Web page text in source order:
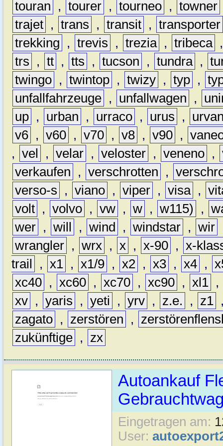
touran , tourer , tourneo , towner
trajet , trans , transit , transporter
trekking
, trevis , trezia , tribeca
trs
, tt , tts , tucson , tundra ,
twingo , twintop , twizy , typ ,
unfallfahrzeuge , unfallwagen ,
up , urban , urraco , urus ,
v6 , v60 , v70 , v8 , v90 ,
, vel , velar , veloster , veneno ,
verkaufen
, verschrotten ,
verso-s
, viano , viper , visa ,
volt , volvo , vw , w , w115) ,
wer , will , wind , windstar , wir
wrangler , wrx , x , x-90 , x-
trail
, x1 , x1/9 , x2 , x3 , x4 ,
xc40 , xc60 , xc70 , xc90 , xl1 ,
xv , yaris , yeti , yrv , z.e. , z1
zagato , zerstören ,
zukünftige , zx
Autoankauf
Eingetragen am:
User: